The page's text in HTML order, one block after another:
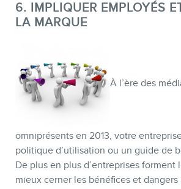
6. IMPLIQUER EMPLOYÉS
LA MARQUE
À l’ère des
omniprésents en 2013, votre
politique d’utilisation ou un guide de
De plus en plus d’entreprises forment
mieux cerner les bénéfices et dangers